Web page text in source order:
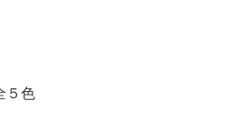
５色